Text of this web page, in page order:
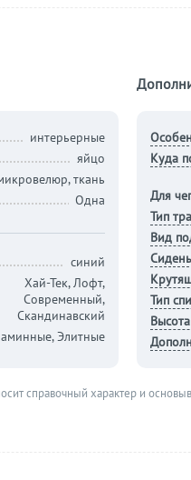
интерьерные
яйцо
ткань
Одна
синий
Хай-Тек, Лофт,
Современный,
Скандинавский
Элитные
Куда
Для
Тип
Вид
Тип
справочный характер и